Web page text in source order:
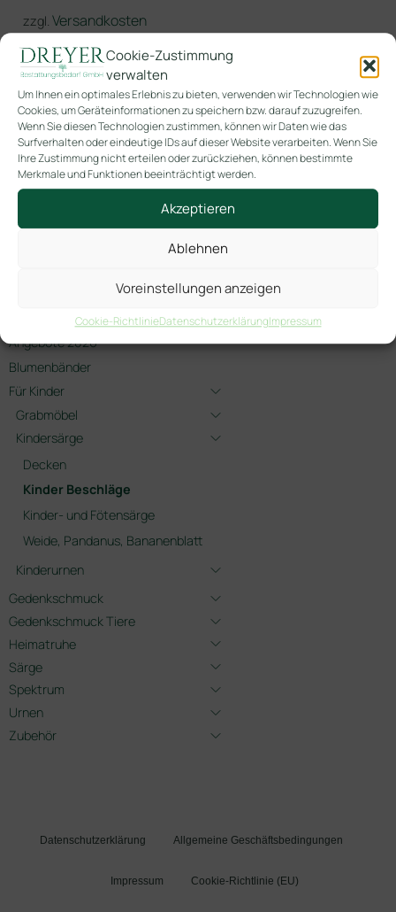
Cookie-Zustimmung
verwalten
Um Ihnen ein optimales Erlebnis zu bieten, verwenden wir Technologien wie
Cookies, um Geräteinformationen zu speichern bzw. darauf zuzugreifen.
Wenn Sie diesen Technologien zustimmen, können wir Daten wie das
Surfverhalten oder eindeutige IDs auf dieser Website verarbeiten. Wenn Sie
Ihre Zustimmung nicht erteilen oder zurückziehen, können bestimmte
Merkmale und Funktionen beeinträchtigt werden.
Akzeptieren
Ablehnen
Voreinstellungen anzeigen
Cookie-RichtlinieDatenschutzerklärungImpressum
zzgl. Versandkosten
2011 Messing brüniert
Gold
-> ! Neuheiten !
Angebote 2026
Blumenbänder
Für Kinder
Grabmöbel
Kindersärge
Decken
Kinder Beschläge
Kinder- und Fötensärge
Weide, Pandanus, Bananenblatt
Kinderurnen
Gedenkschmuck
Gedenkschmuck Tiere
Heimatruhe
Särge
Spektrum
Urnen
Zubehör
Datenschutzerklärung Allgemeine Geschäftsbedingungen
Impressum Cookie-Richtlinie (EU)